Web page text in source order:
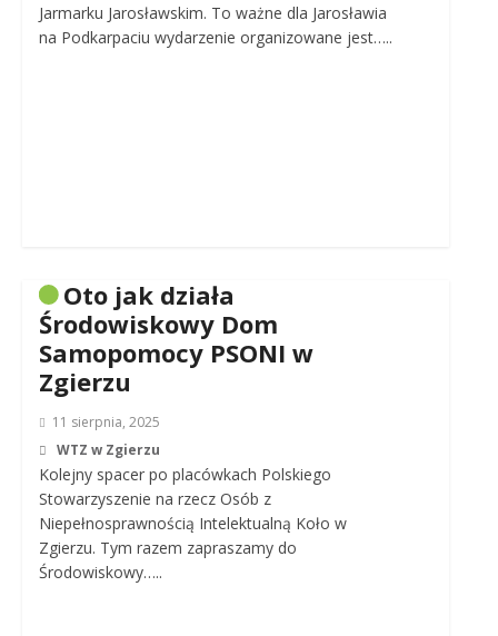
Jarmarku Jarosławskim. To ważne dla Jarosławia
na Podkarpaciu wydarzenie organizowane jest…..
Oto jak działa
Środowiskowy Dom
Samopomocy PSONI w
Zgierzu
11 sierpnia, 2025
WTZ w Zgierzu
Kolejny spacer po placówkach Polskiego
Stowarzyszenie na rzecz Osób z
Niepełnosprawnością Intelektualną Koło w
Zgierzu. Tym razem zapraszamy do
Środowiskowy…..